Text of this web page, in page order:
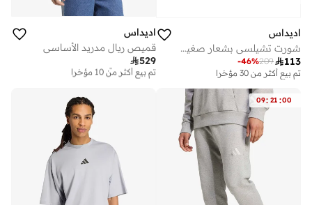
اديداس
شورت تشيلسي بشعار صغير أساسي
113
209
-46%
تم بيع أكثر من 30 مؤخرا
اديداس
قميص ريال مدريد الأساسي
529
توصيل مجاني
تم بيع أكثر من 10 مؤخرا
توصيل مجاني
09: 21 :00